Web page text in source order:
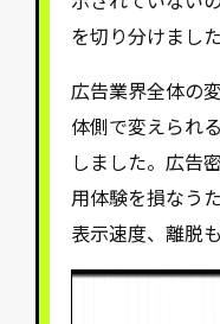
を切り分けました
広告業界全体の
体側で変えられ
しました。広告
用体験を損なう
表示速度、離脱